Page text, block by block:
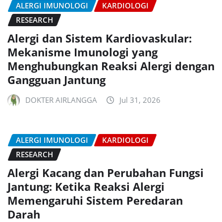
ALERGI IMUNOLOGI
KARDIOLOGI
RESEARCH
Alergi dan Sistem Kardiovaskular:
Mekanisme Imunologi yang
Menghubungkan Reaksi Alergi dengan
Gangguan Jantung
DOKTER AIRLANGGA Jul 31, 2026
ALERGI IMUNOLOGI
KARDIOLOGI
RESEARCH
Alergi Kacang dan Perubahan Fungsi
Jantung: Ketika Reaksi Alergi
Memengaruhi Sistem Peredaran
Darah